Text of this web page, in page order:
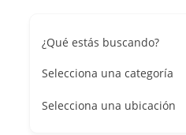
¿Qué estás buscando?
Selecciona una categoría
Selecciona una ubicación